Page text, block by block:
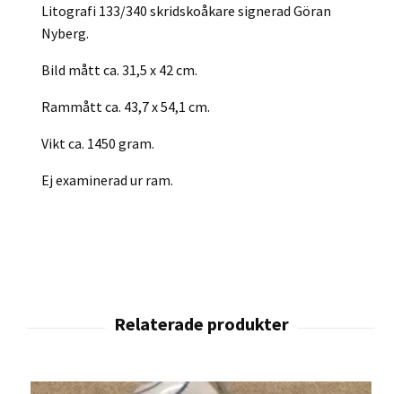
Litografi 133/340 skridskoåkare signerad Göran
Nyberg.
Bild mått ca. 31,5 x 42 cm.
Rammått ca. 43,7 x 54,1 cm.
Vikt ca. 1450 gram.
Ej examinerad ur ram.